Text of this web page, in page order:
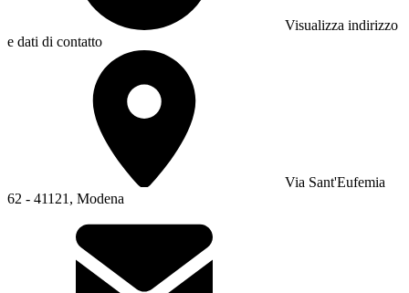
Visualizza indirizzo
e dati di contatto
Via Sant'Eufemia
62 - 41121, Modena